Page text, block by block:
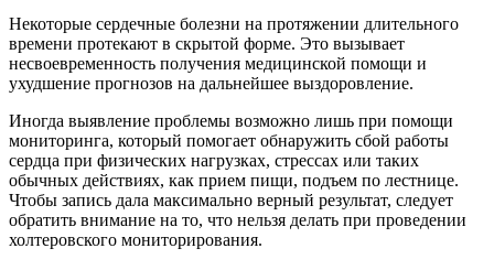
Некоторые сердечные болезни на протяжении длительного
времени протекают в скрытой форме. Это вызывает
несвоевременность получения медицинской помощи и
ухудшение прогнозов на дальнейшее выздоровление.
Иногда выявление проблемы возможно лишь при помощи
мониторинга, который помогает обнаружить сбой работы
сердца при физических нагрузках, стрессах или таких
обычных действиях, как прием пищи, подъем по лестнице.
Чтобы запись дала максимально верный результат, следует
обратить внимание на то, что нельзя делать при проведении
холтеровского мониторирования.